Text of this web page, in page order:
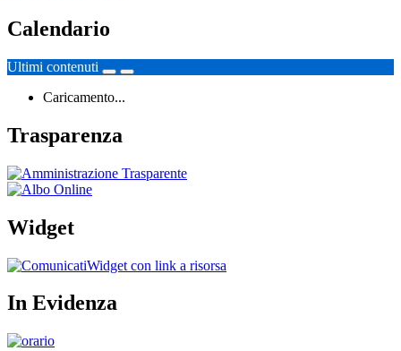
Calendario
Ultimi contenuti
Caricamento...
Trasparenza
Widget
Widget con link a risorsa
In Evidenza